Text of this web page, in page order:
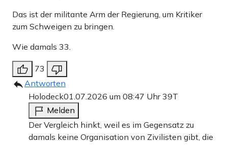
Das ist der militante Arm der Regierung, um Kritiker
zum Schweigen zu bringen.
Wie damals 33.
73
Antworten
Holodeck01.07.2026 um 08:47 Uhr39T
Melden
Der Vergleich hinkt, weil es im Gegensatz zu
damals keine Organisation von Zivilisten gibt, die